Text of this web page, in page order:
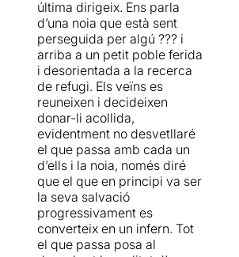
última dirigeix. Ens parla
d’una noia que està sent
perseguida per algú ??? i
arriba a un petit poble ferida
i desorientada a la recerca
de refugi. Els veïns es
reuneixen i decideixen
donar-li acollida,
evidentment no desvetllaré
el que passa amb cada un
d’ells i la noia, només diré
que el que en principi va ser
la seva salvació
progressivament es
converteix en un infern. Tot
el que passa posa al